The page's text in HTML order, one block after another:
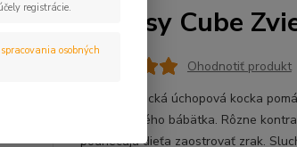
kocka Busy Cube
Ohodnotiť produkt
Táto didaktická úchopová kocka
hmat u malého bábätka. Rôzne
podnecujú dieťa zaostrovať zrak.
registrácie.
osobných